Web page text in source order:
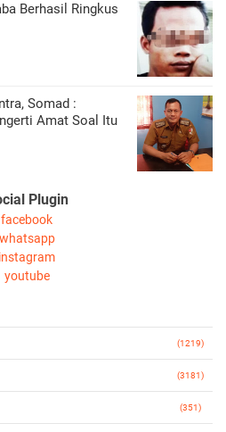
Berhasil Ringkus
Somad :
Amat Soal Itu
Plugin
facebook
whatsapp
instagram
youtube
(1219)
(3181)
(351)